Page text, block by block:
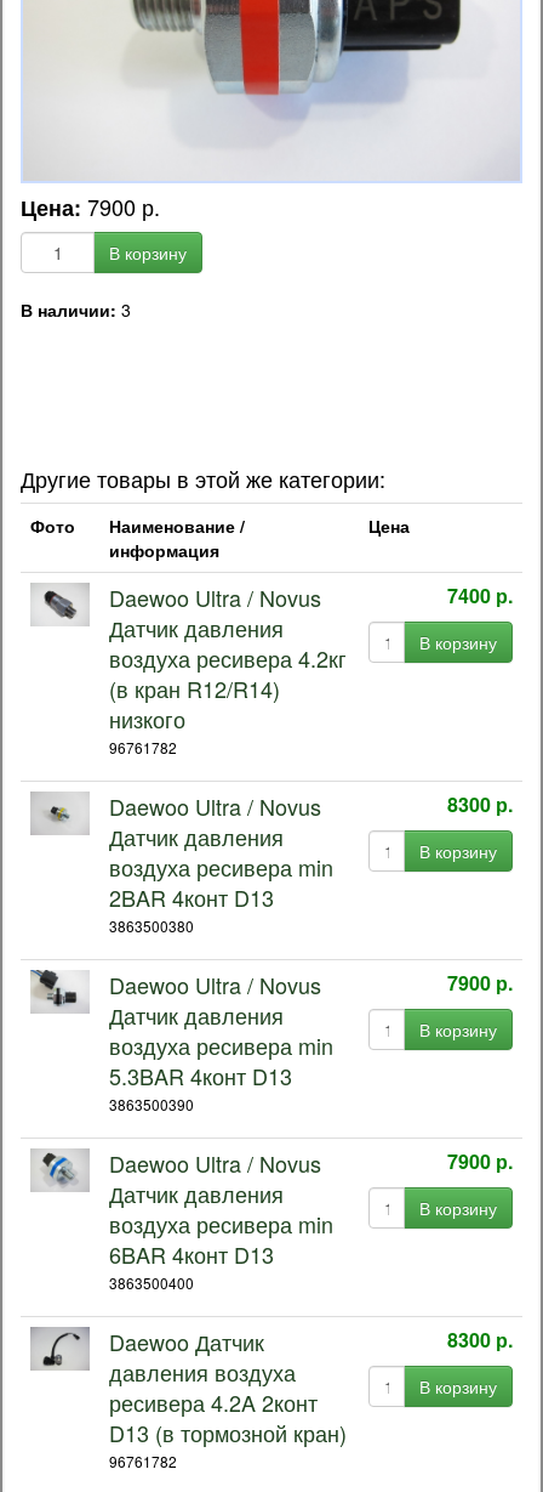
Цена: 7900 р.
В корзину
В наличии: 3
Другие товары в этой же категории:
Фото
Наименование /
информация
Цена
Daewoo Ultra / Novus
Датчик давления
воздуха ресивера 4.2кг
(в кран R12/R14)
низкого
96761782
7400 р.
В корзину
Daewoo Ultra / Novus
Датчик давления
воздуха ресивера min
2BAR 4конт D13
3863500380
8300 р.
В корзину
Daewoo Ultra / Novus
Датчик давления
воздуха ресивера min
5.3BAR 4конт D13
3863500390
7900 р.
В корзину
Daewoo Ultra / Novus
Датчик давления
воздуха ресивера min
6BAR 4конт D13
3863500400
7900 р.
В корзину
Daewoo Датчик
давления воздуха
ресивера 4.2A 2конт
D13 (в тормозной кран)
96761782
8300 р.
В корзину